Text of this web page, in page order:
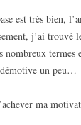
est très bien,
j’ai trouvé
termes
démotive un peu…
ma